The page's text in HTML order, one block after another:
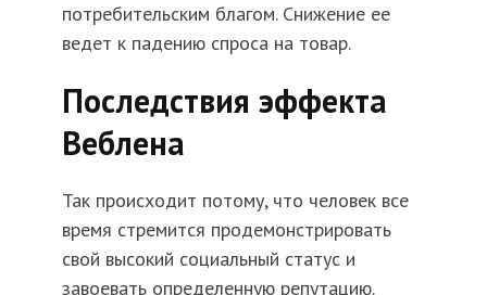
потребительским благом. Снижение ее
ведет к падению спроса на товар.
Последствия эффекта
Веблена
Так происходит потому, что человек все
время стремится продемонстрировать
свой высокий социальный статус и
завоевать определенную репутацию.